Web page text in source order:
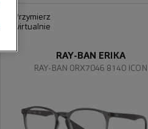
Przymierz
wirtualnie
RAY-BAN 0RX7046 8140 ICON
RAY-BAN ERIKA